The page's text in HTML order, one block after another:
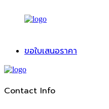
ขอใบเสนอราคา
Contact Info